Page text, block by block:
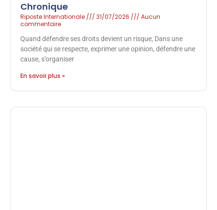
Chronique
Riposte Internationale 31/07/2026
Aucun
commentaire
Quand défendre ses droits devient un risque, Dans une
société qui se respecte, exprimer une opinion, défendre une
cause, s’organiser
En savoir plus »